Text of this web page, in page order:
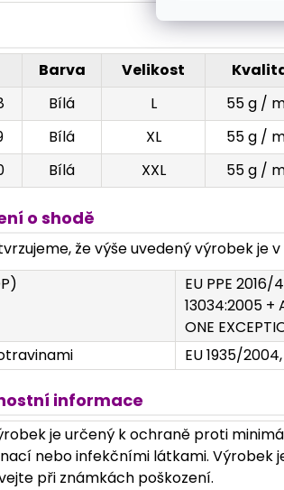
Barva Velikost
Bílá L 55 g /
Bílá XL 55 g /
Bílá XXL 55 g /
o shodě
že výše uvedený výrobek je v
EU PPE 2016/
13034:2005 +
ONE
EU 1935/
informace
je určený k ochraně proti
nebo infekčními látkami. Výrobek
při známkách poškození.